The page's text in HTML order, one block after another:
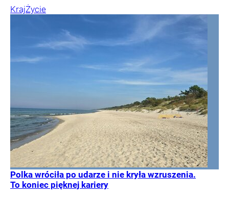
KrajŻycie
Polka wróciła po udarze i nie kryła wzruszenia.
To koniec pięknej kariery